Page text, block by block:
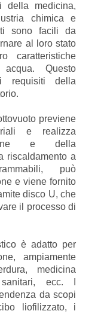
della medicina,
chimica e
sono facili da
al loro stato
caratteristiche
Questo
requisiti della
previene
e realizza
e della
riscaldamento a
può
e viene fornito
disco U, che
il processo di
è adatto per
ampiamente
medicina
ecc. I
da scopi
liofilizzato, i